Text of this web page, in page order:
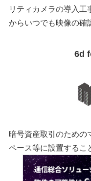
リティカメラの導入工
からいつでも映像の確
6d
暗号資産取引のための
ペース等に設置するこ